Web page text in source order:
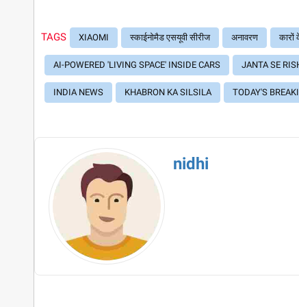
TAGS XIAOMI स्काईनोमैड एसयूवी सीरीज अनावरण कारों
AI-POWERED 'LIVING SPACE' INSIDE CARS JANTA SE
INDIA NEWS KHABRON KA SILSILA TODAY'S
nidhi